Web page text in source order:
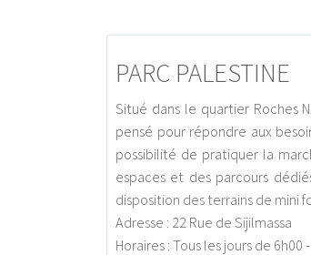
PARC PALESTINE
Situé dans le quartier Roches
pensé pour répondre aux
possibilité de pratiquer la
espaces et des parcours
disposition des terrains de mini
Adresse : 22 Rue de Sijilmassa
Horaires : Tous les jours de 6h00